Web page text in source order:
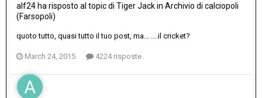
alf24 ha risposto al topic di Tiger Jackin Archivio di calciopoli
(Farsopoli)
quoto tutto, quasi tutto il tuo post, ma... ....il cricket?
March 24, 2015 4224 risposte